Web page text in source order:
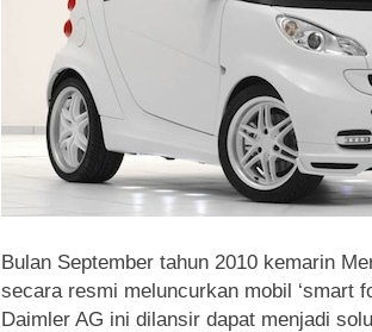
Bulan September tahun 2010 kemarin
secara resmi meluncurkan mobil ‘smart
Daimler AG ini dilansir dapat menjadi